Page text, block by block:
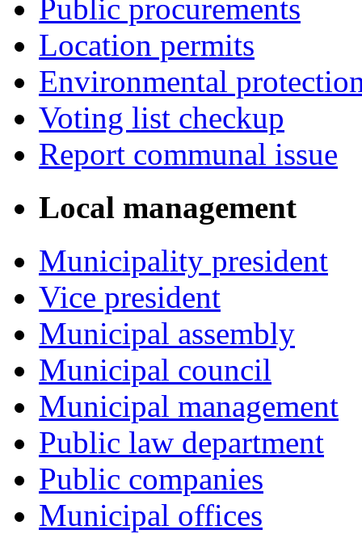
Public procurements
Location permits
Environmental
Voting list checkup
Report communal issue
Local management
Municipality president
Vice president
Municipal assembly
Municipal council
Municipal management
Public law department
Public companies
Municipal offices